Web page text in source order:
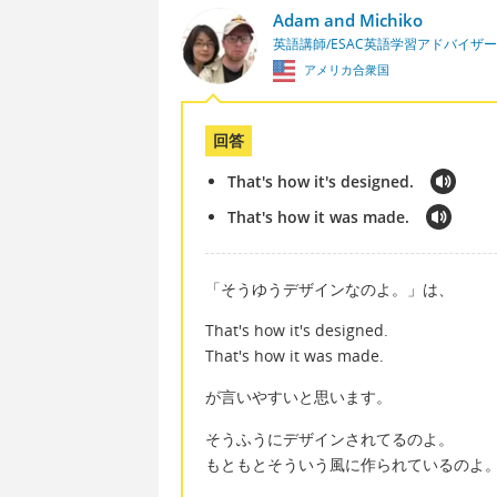
Adam and Michiko
英語講師/ESAC英語学習アドバイザー
アメリカ合衆国
回答
That's how it's designed.
That's how it was made.
「そうゆうデザインなのよ。」は、
That's how it's designed.
That's how it was made.
が言いやすいと思います。
そうふうにデザインされてるのよ。
もともとそういう風に作られているのよ。